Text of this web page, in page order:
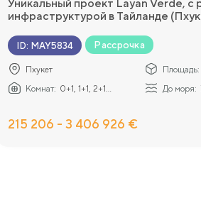
Уникальный проект Layan Verde, с
инфраструктурой в Тайланде
ID: MAY5834 Рассрочка
Пхукет Площадь:
Комнат: 0+1, 1+1, 2+1... До моря:
215 206 - 3 406 926 €